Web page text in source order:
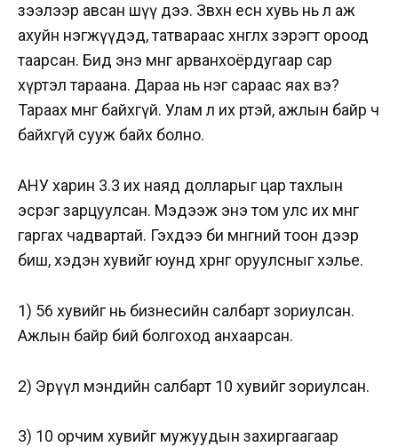
зээлээр авсан шүү дээ. Зөвхөн есөн хувь нь л аж
ахуйн нэгжүүдэд, татвараас хөнгөлөх зэрэгт ороод
таарсан. Бид энэ мөнгөө арванхоёрдугаар сар
хүртэл тараана. Дараа нь нэг сараас яах вэ?
Тараах мөнгө байхгүй. Улам л их өртэй, ажлын байр ч
байхгүй сууж байх болно.
АНУ харин 3.3 их наяд долларыг цар тахлын
эсрэг зарцуулсан. Мэдээж энэ том улс их мөнгө
гаргах чадвартай. Гэхдээ би мөнгөний тоон дээр
биш, хэдэн хувийг юунд хөрөнгө оруулсныг хэлье.
1) 56 хувийг нь бизнесийн салбарт зориулсан.
Ажлын байр бий болгоход анхаарсан.
2) Эрүүл мэндийн салбарт 10 хувийг зориулсан.
3) 10 орчим хувийг мужуудын захиргаагаар